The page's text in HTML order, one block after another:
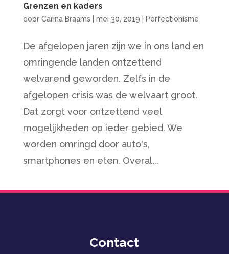
Grenzen en kaders
door Carina Braams mei 30, 2019 Perfectionisme
De afgelopen jaren zijn we in ons land en
omringende landen ontzettend
welvarend geworden. Zelfs in de
afgelopen crisis was de welvaart groot.
Dat zorgt voor ontzettend veel
mogelijkheden op ieder gebied. We
worden omringd door auto's,
smartphones en eten. Overal...
Contact